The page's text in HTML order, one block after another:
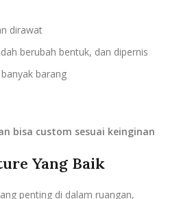
dirawat
berubah bentuk, dan dipernis
barang
bisa custom sesuai keinginan
Yang Baik
penting di dalam ruangan,